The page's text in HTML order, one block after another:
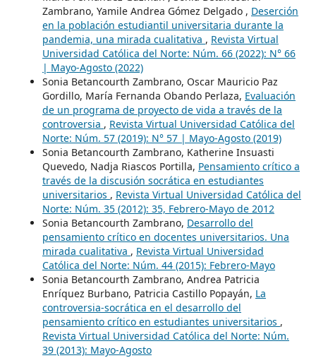
Zambrano, Yamile Andrea Gómez Delgado , Deserción
en la población estudiantil universitaria durante la
pandemia, una mirada cualitativa , Revista Virtual
Universidad Católica del Norte: Núm. 66 (2022): N° 66
| Mayo-Agosto (2022)
Sonia Betancourth Zambrano, Oscar Mauricio Paz
Gordillo, María Fernanda Obando Perlaza, Evaluación
de un programa de proyecto de vida a través de la
controversia , Revista Virtual Universidad Católica del
Norte: Núm. 57 (2019): N° 57 | Mayo-Agosto (2019)
Sonia Betancourth Zambrano, Katherine Insuasti
Quevedo, Nadja Riascos Portilla, Pensamiento crítico a
través de la discusión socrática en estudiantes
universitarios , Revista Virtual Universidad Católica del
Norte: Núm. 35 (2012): 35, Febrero-Mayo de 2012
Sonia Betancourth Zambrano, Desarrollo del
pensamiento crítico en docentes universitarios. Una
mirada cualitativa , Revista Virtual Universidad
Católica del Norte: Núm. 44 (2015): Febrero-Mayo
Sonia Betancourth Zambrano, Andrea Patricia
Enríquez Burbano, Patricia Castillo Popayán, La
controversia-socrática en el desarrollo del
pensamiento crítico en estudiantes universitarios ,
Revista Virtual Universidad Católica del Norte: Núm.
39 (2013): Mayo-Agosto